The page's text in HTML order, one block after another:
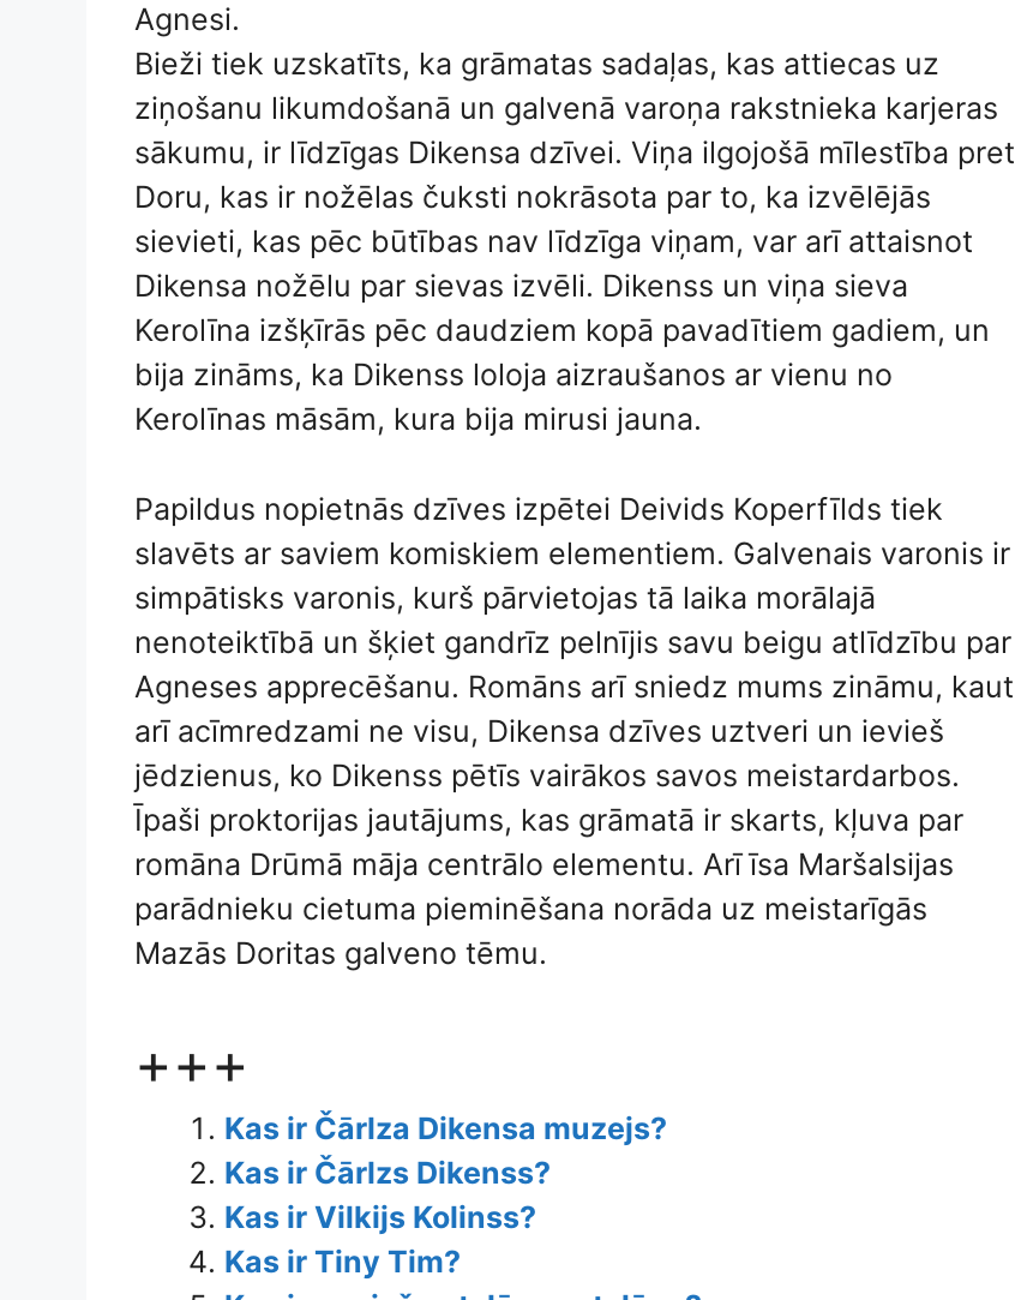
Agnesi.
Bieži tiek uzskatīts, ka grāmatas sadaļas, kas attiecas uz
ziņošanu likumdošanā un galvenā varoņa rakstnieka karjeras
sākumu, ir līdzīgas Dikensa dzīvei. Viņa ilgojošā mīlestība pret
Doru, kas ir nožēlas čuksti nokrāsota par to, ka izvēlējās
sievieti, kas pēc būtības nav līdzīga viņam, var arī attaisnot
Dikensa nožēlu par sievas izvēli. Dikenss un viņa sieva
Kerolīna izšķīrās pēc daudziem kopā pavadītiem gadiem, un
bija zināms, ka Dikenss loloja aizraušanos ar vienu no
Kerolīnas māsām, kura bija mirusi jauna.
Papildus nopietnās dzīves izpētei Deivids Koperfīlds tiek
slavēts ar saviem komiskiem elementiem. Galvenais varonis ir
simpātisks varonis, kurš pārvietojas tā laika morālajā
nenoteiktībā un šķiet gandrīz pelnījis savu beigu atlīdzību par
Agneses apprecēšanu. Romāns arī sniedz mums zināmu, kaut
arī acīmredzami ne visu, Dikensa dzīves uztveri un ievieš
jēdzienus, ko Dikenss pētīs vairākos savos meistardarbos.
Īpaši proktorijas jautājums, kas grāmatā ir skarts, kļuva par
romāna Drūmā māja centrālo elementu. Arī īsa Maršalsijas
parādnieku cietuma pieminēšana norāda uz meistarīgās
Mazās Doritas galveno tēmu.
+++
Kas ir Čārlza Dikensa muzejs?
Kas ir Čārlzs Dikenss?
Kas ir Vilkijs Kolinss?
Kas ir Tiny Tim?